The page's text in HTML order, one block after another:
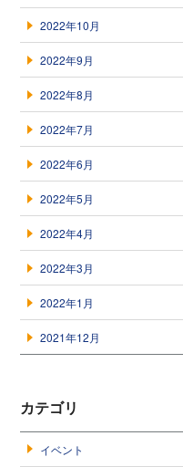
2022年10月
2022年9月
2022年8月
2022年7月
2022年6月
2022年5月
2022年4月
2022年3月
2022年1月
2021年12月
カテゴリ
イベント